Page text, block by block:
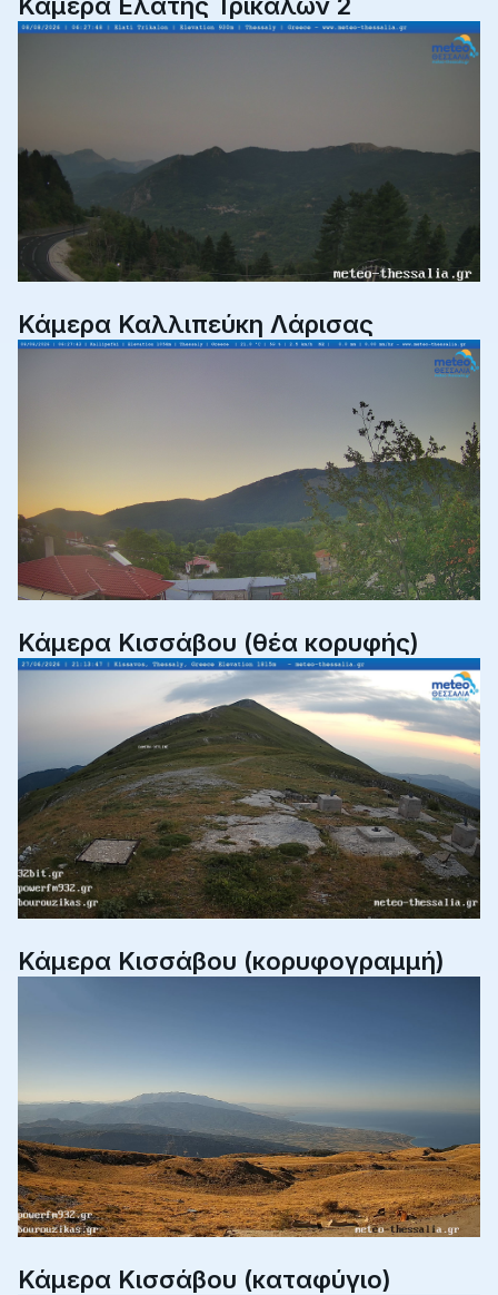
Κάμερα Ελάτης Τρικάλων 2
Κάμερα Καλλιπεύκη Λάρισας
Κάμερα Κισσάβου (θέα κορυφής)
Κάμερα Κισσάβου (κορυφογραμμή)
Κάμερα Κισσάβου (καταφύγιο)